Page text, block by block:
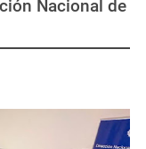
Nacional de